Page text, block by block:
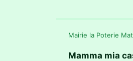
Mairie la Poterie
Mamma mia